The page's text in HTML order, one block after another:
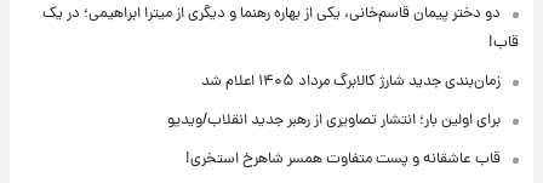
دو دختر پیمان قاسم‌خانی، یکی از بهاره رهنما و دیگری از میترا ابراهیمی؛ در یک
قاب!
زمان‌بندی جدید شارژ کالابرگ مرداد ۱۴۰۵ اعلام شد
برای اولین بار؛ انتشار تصاویری از رهبر جدید انقلاب/ویدیو
قاب عاشقانه و پست متفاوت همسر شاهرخ استخری!